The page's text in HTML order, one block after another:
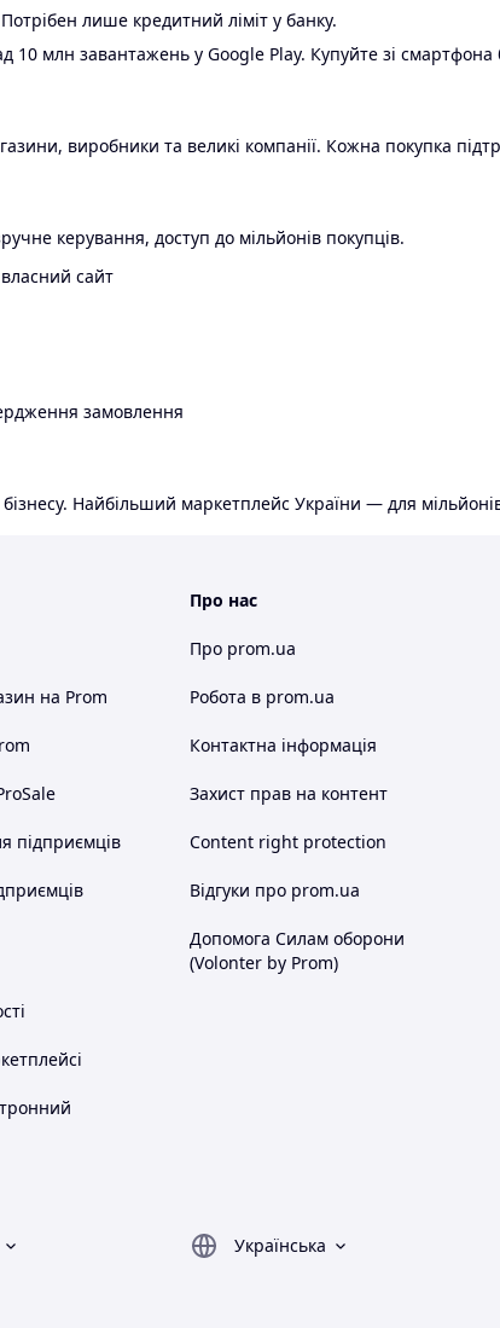
лише кредитний ліміт у банку.
10 млн завантажень у Google Play. Купуйте зі смартфона
виробники та великі компанії. Кожна покупка
керування, доступ до мільйонів покупців.
сайт
замовлення
Найбільший маркетплейс України — для
на Prom
підприємців
Про нас
Про prom.ua
Робота в prom.ua
Контактна інформація
Захист прав на контент
Content right protection
Відгуки про prom.ua
Допомога Силам оборони
(Volonter by Prom)
Українська